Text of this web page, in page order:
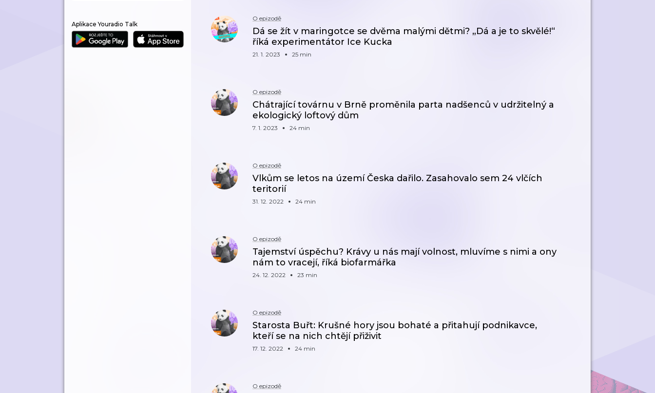
Aplikace Youradio Talk
O epizodě
Dá se žít v maringotce se dvěma malými dětmi? „Dá a je to skvělé!“
říká experimentátor Ice Kucka
21. 1. 2023 25 min
O epizodě
Chátrající továrnu v Brně proměnila parta nadšenců v udržitelný a
ekologický loftový dům
7. 1. 2023 24 min
O epizodě
Vlkům se letos na území Česka dařilo. Zasahovalo sem 24 vlčích
teritorií
31. 12. 2022 24 min
O epizodě
Tajemství úspěchu? Krávy u nás mají volnost, mluvíme s nimi a ony
nám to vracejí, říká biofarmářka
24. 12. 2022 23 min
O epizodě
Starosta Buřt: Krušné hory jsou bohaté a přitahují podnikavce,
kteří se na nich chtějí přiživit
17. 12. 2022 24 min
O epizodě